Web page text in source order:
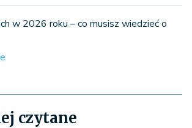
w 2026 roku – co musisz wiedzieć o
czytane